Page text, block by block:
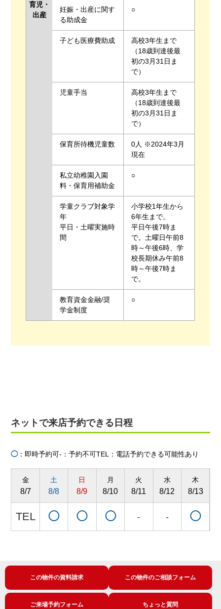
育児・
出産
妊娠・出産に関す
る助成金
○
子ども医療費助成
高校3年生まで
（18歳到達後最
初の3月31日ま
で）
児童手当
高校3年生まで
（18歳到達後最
初の3月31日ま
で）
保育所待機児童数
0人 ※2024年3月
現在
私立幼稚園入園
料・保育用補助金
○
学童クラブ対象学
年
平日・土曜実施時
間
小学校1年生から
6年生まで。
平日午後7時ま
で。土曜日午前8
時～午後6時、学
校長期休み午前8
時～午後7時ま
で。
教育資金金融/奨
学金制度
○
ネットで来店予約できる日程
◯：即時予約可-：予約不可TEL：電話予約できる可能性あり
金
8/7
TEL
土
8/8
◯
日
8/9
◯
月
8/10
◯
火
8/11
-
水
8/12
-
木
8/13
◯
この物件の資料請求 この物件のご相談フォーム
ご来場予約フォーム ちょっと質問